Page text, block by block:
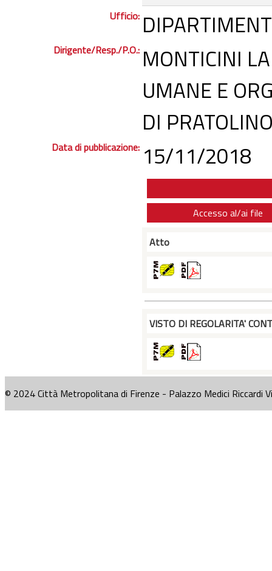
Ufficio:
Dirigente/Resp./P.O.: MONTICINI
UMANE E
DI
Data di pubblicazione: 15/11/2018
Accesso al/ai file
Atto
VISTO DI REGOLARITA'
© 2024 Città Metropolitana di Firenze - Palazzo Medici Riccardi